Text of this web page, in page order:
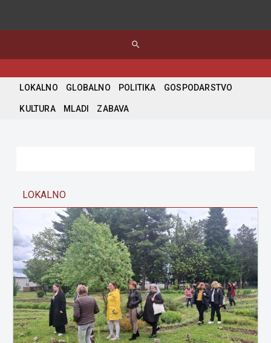
search
LOKALNO GLOBALNO POLITIKA GOSPODARSTVO
KULTURA MLADI ZABAVA
LOKALNO